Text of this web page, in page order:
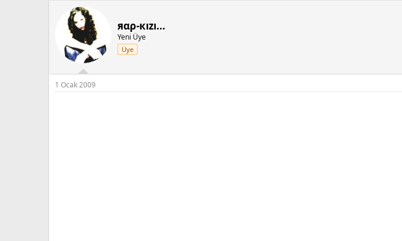
яαρ-кızı...
Yeni Üye
Üye
1 Ocak 2009